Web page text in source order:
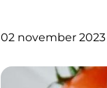
02 november 2023